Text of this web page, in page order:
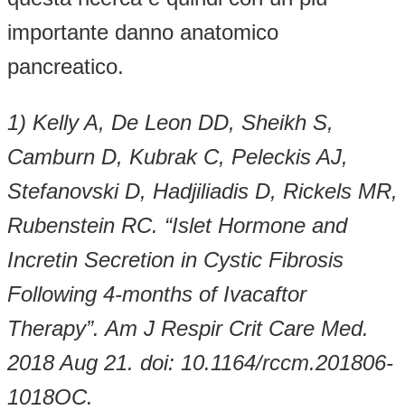
importante danno anatomico
pancreatico.
1) Kelly A, De Leon DD, Sheikh S,
Camburn D, Kubrak C, Peleckis AJ,
Stefanovski D, Hadjiliadis D, Rickels MR,
Rubenstein RC. “Islet Hormone and
Incretin Secretion in Cystic Fibrosis
Following 4-months of Ivacaftor
Therapy”. Am J Respir Crit Care Med.
2018 Aug 21. doi: 10.1164/rccm.201806-
1018OC.